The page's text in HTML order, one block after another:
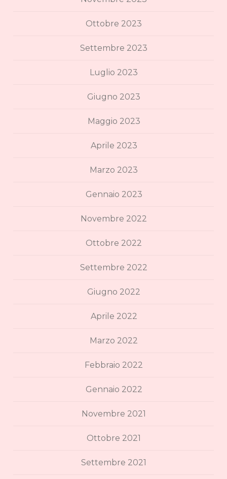
Ottobre 2023
Settembre 2023
Luglio 2023
Giugno 2023
Maggio 2023
Aprile 2023
Marzo 2023
Gennaio 2023
Novembre 2022
Ottobre 2022
Settembre 2022
Giugno 2022
Aprile 2022
Marzo 2022
Febbraio 2022
Gennaio 2022
Novembre 2021
Ottobre 2021
Settembre 2021